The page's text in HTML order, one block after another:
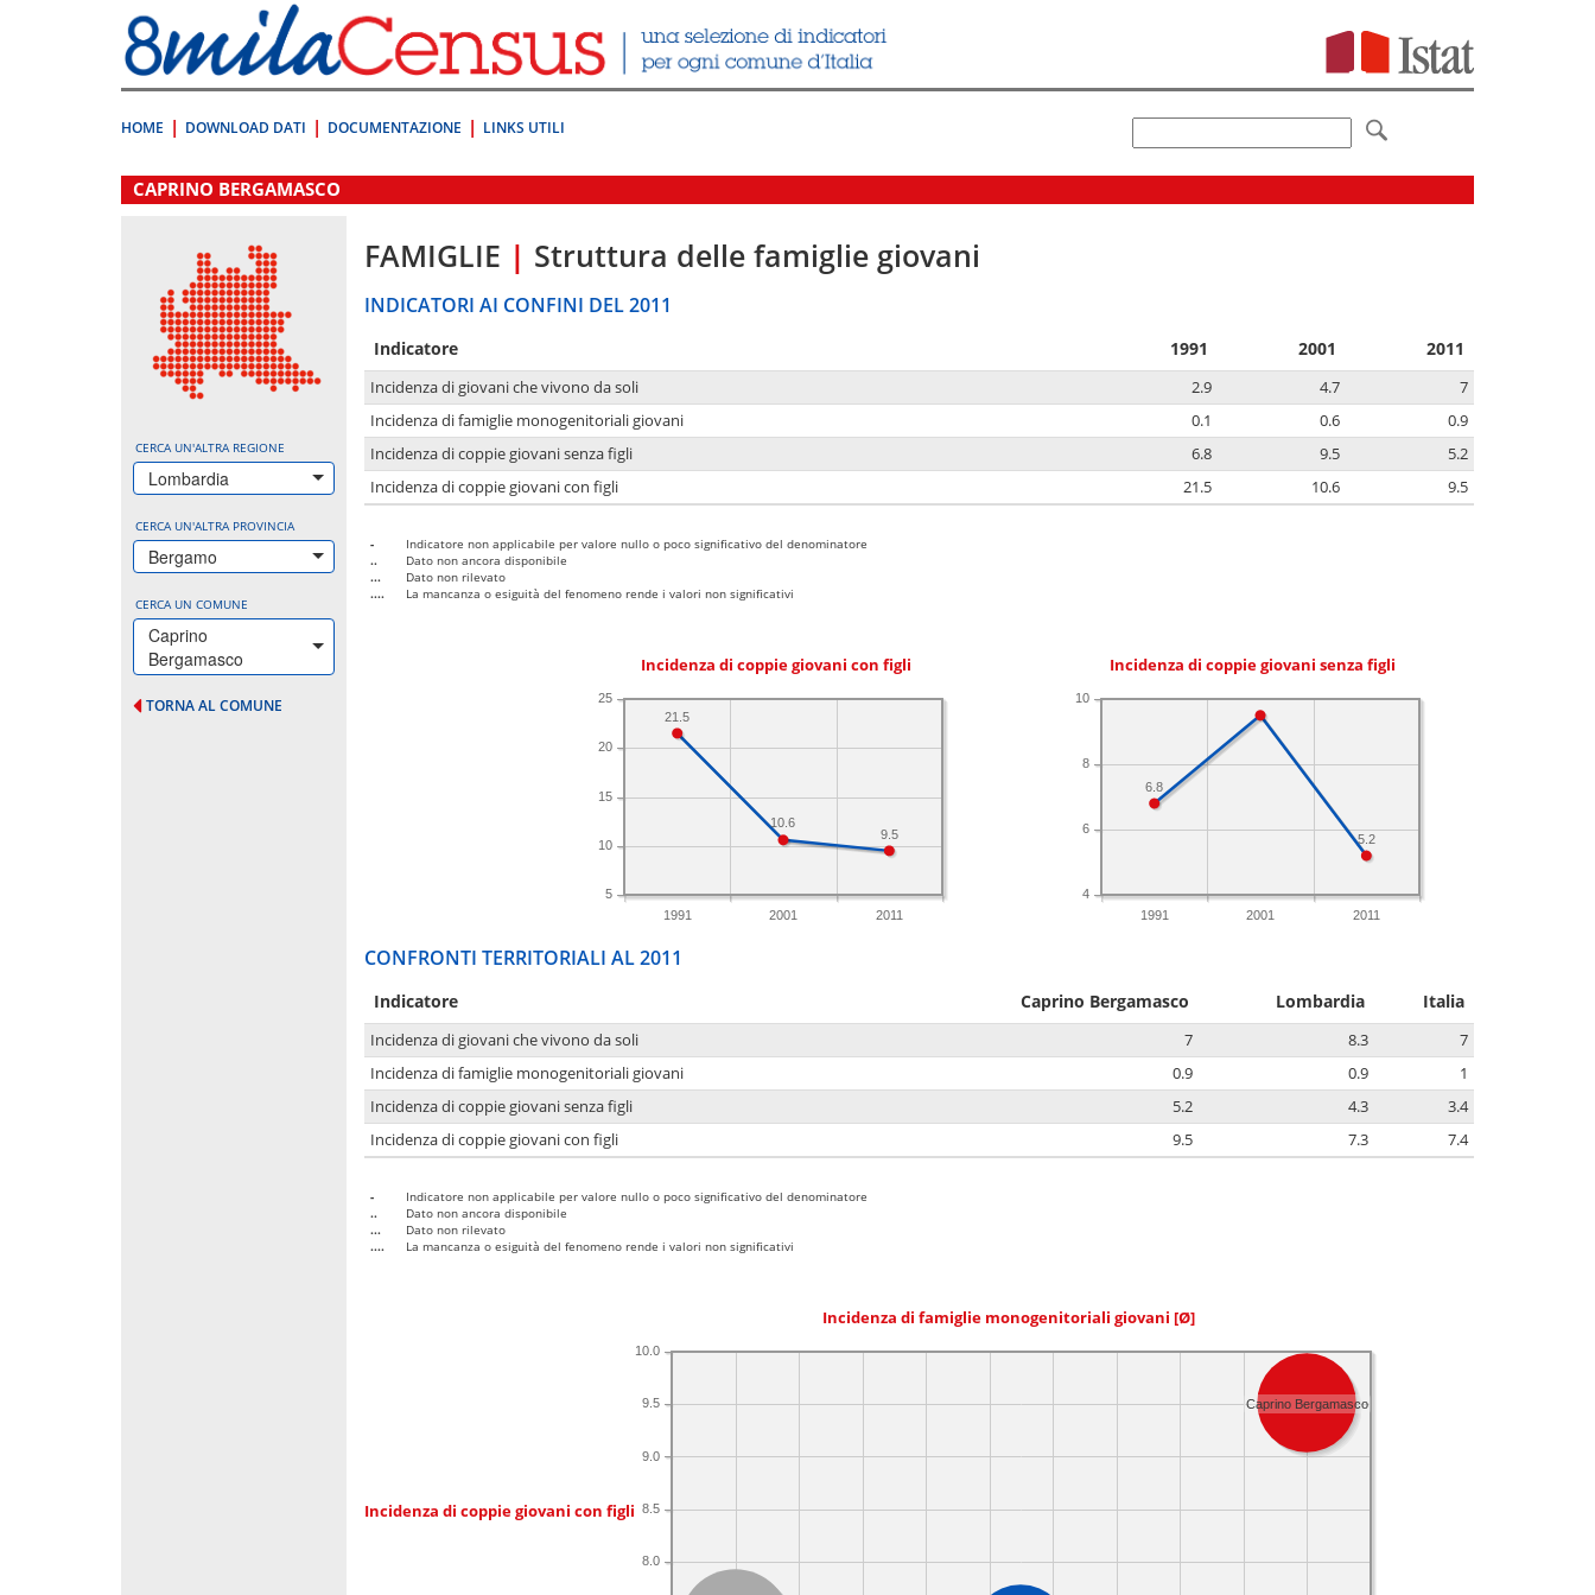
direttamente
a:
Contenuto
HOME DOWNLOAD DATI DOCUMENTAZIONE LINKS UTILI
.
CAPRINO BERGAMASCO
CERCA UN'ALTRA REGIONE
Lombardia
CERCA UN'ALTRA PROVINCIA
Bergamo
CERCA UN COMUNE
Caprino
Bergamasco
TORNA AL COMUNE
FAMIGLIE | Struttura delle famiglie giovani
INDICATORI AI CONFINI DEL 2011
Indicatore 1991 2001 2011
Incidenza di giovani che vivono da soli 2.9 4.7
7
Incidenza di famiglie monogenitoriali giovani
0.1 0.6
0.9
Incidenza di coppie giovani senza figli
6.8 9.5
5.2
Incidenza di coppie giovani con figli
21.5 10.6 9.5
-
Indicatore non applicabile per valore nullo o poco significativo del denominatore
..
Dato non ancora disponibile
...
Dato non rilevato
....
La mancanza o esiguità del fenomeno rende i valori non significativi
Incidenza di coppie giovani con figli
1991 2001 2011
5
10
15
20
25
9.5
10.6
21.5
Incidenza di coppie giovani senza figli
1991 2001 2011
4
6
8
10
5.2
6.8
CONFRONTI TERRITORIALI AL 2011
Indicatore Caprino Bergamasco Lombardia Italia
Incidenza di giovani che vivono da soli 7 8.3
7
Incidenza di famiglie monogenitoriali giovani
0.9 0.9
1
Incidenza di coppie giovani senza figli
5.2 4.3
3.4
Incidenza di coppie giovani con figli
9.5 7.3 7.4
-
Indicatore non applicabile per valore nullo o poco significativo del denominatore
..
Dato non ancora disponibile
...
Dato non rilevato
....
La mancanza o esiguità del fenomeno rende i valori non significativi
Incidenza di famiglie monogenitoriali giovani [Ø]
Incidenza di coppie giovani con figli
8.0
8.5
9.0
9.5
10.0
Caprino Bergamasco